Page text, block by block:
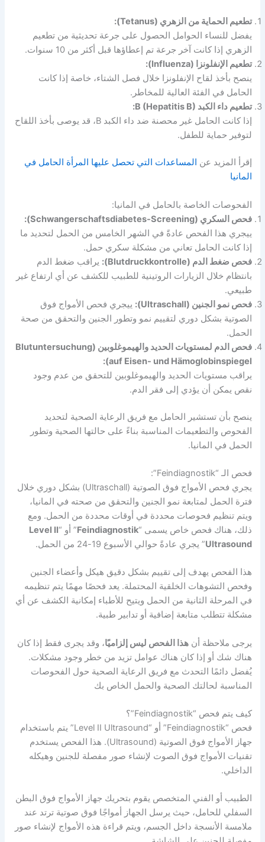
تطعيم الحماية من الزهري (Tetanus):
يفضل للنساء الحوامل الحصول على جرعة تحديثية من تطعيم
الزهري إذا كانت آخر جرعة تم إعطاؤها قبل أكثر من 10 سنوات.
تطعيم الإنفلونزا (Influenza):
ينصح بأخذ لقاح الإنفلونزا خلال فصل الشتاء، خاصة إذا كانت
الحامل في الفئة العالية للمخاطر.
تطعيم داء الكبد B (Hepatitis B):
إذا كانت الحامل غير محصنة ضد داء الكبد B، قد يوصى بأخذ اللقاح
لتوفير حماية للطفل.
إقرأ المزيد عن المساعدات التي تحصل عليها المرأة الحامل في
المانيا
الفحوصات الخاصة بالحامل في المانيا:
فحص السكري (Schwangerschaftsdiabetes-Screening):
ييجري هذا الفحص عادةً في الشهر الخامس من الحمل لتحديد ما
إذا كانت الحامل تعاني من مشكلة سكري حمل.
فحص ضغط الدم (Blutdruckkontrolle):
يراقب ضغط الدم
بانتظام خلال الزيارات الروتينية للطبيب للكشف عن أي ارتفاع غير
طبيعي.
فحص نمو الجنين (Ultraschall):
ييجري فحص الأمواج فوق
الصوتية بشكل دوري لتقييم نمو وتطور الجنين والتحقق من صحة
الحمل.
فحص الدم لمستويات الحديد والهيموغلوبين (Blutuntersuchung
auf Eisen- und Hämoglobinspiegel):
يراقب مستويات الحديد والهيموغلوبين للتحقق من عدم وجود
نقص يمكن أن يؤدي إلى فقر الدم.
ينصح بأن تستشير الحامل مع فريق الرعاية الصحية لتحديد
الفحوص والتطعيمات المناسبة بناءً على حالتها الصحية وتطور
الحمل في المانيا.
فحص الـ “Feindiagnostik”:
يجري فحص الأمواج فوق الصوتية (Ultraschall) بشكل دوري خلال
فترة الحمل لمتابعة نمو الجنين والتحقق من صحته في المانيا،
ويتم تنظيم فحوصات محددة في أوقات محددة من الحمل. ومع
ذلك، هناك فحص خاص يسمى “Feindiagnostik” أو “Level II
Ultrasound” يجري عادةً حوالي الأسبوع 19-24 من الحمل.
هذا الفحص يهدف إلى تقييم بشكل دقيق هيكل وأعضاء الجنين
وفحص التشوهات الخلقية المحتملة. يعد فحصًا مهمًا يتم تنظيمه
في المرحلة الثانية من الحمل ويتيح للأطباء إمكانية الكشف عن أي
مشكلة تتطلب متابعة إضافية أو تدابير طبية.
يرجى ملاحظة أنهذا الفحص ليس إلزاميًا، وقد يجرى فقط إذا كان
هناك شك أو إذا كان هناك عوامل تزيد من خطر وجود مشكلات.
يُفضل دائمًا التحدث مع فريق الرعاية الصحية حول الفحوصات
المناسبة لحالتك الصحية والحمل الخاص بك
كيف يتم فحص “Feindiagnostik”؟
فحص “Feindiagnostik” أو “Level II Ultrasound” يتم باستخدام
جهاز الأمواج فوق الصوتية (Ultrasound). هذا الفحص يستخدم
تقنيات الأمواج فوق الصوت لإنشاء صور مفصلة للجنين وهيكله
الداخلي.
الطبيب أو الفني المتخصص يقوم بتحريك جهاز الأمواج فوق البطن
السفلي للحامل، حيث يرسل الجهاز أمواجًا فوق صوتية ترتد عند
ملامسة الأنسجة داخل الجسم، ويتم قراءة هذه الأمواج لإنشاء صور